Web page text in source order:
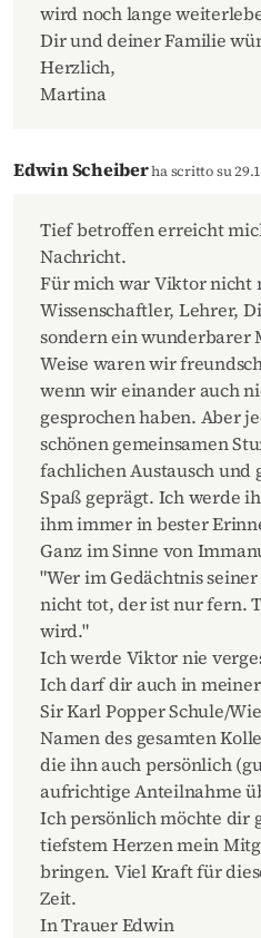
wird noch lange
Dir und deiner Familie
Herzlich,
Martina
Edwin Scheiberha scritto su
Tief betroffen erreicht
Nachricht.
Für mich war Viktor nicht
Wissenschaftler, Lehrer,
sondern ein wunderbarer
Weise waren wir
wenn wir einander auch
gesprochen haben. Aber
schönen gemeinsamen
fachlichen Austausch
Spaß geprägt. Ich werde
ihm immer in bester
Ganz im Sinne von
"Wer im Gedächtnis
nicht tot, der ist nur fern.
wird."
Ich werde Viktor nie
Ich darf dir auch in
Sir Karl Popper Schule/
Namen des gesamten
die ihn auch persönlich
aufrichtige Anteilnahme
Ich persönlich möchte dir
tiefstem Herzen mein
bringen. Viel Kraft für
Zeit.
In Trauer Edwin